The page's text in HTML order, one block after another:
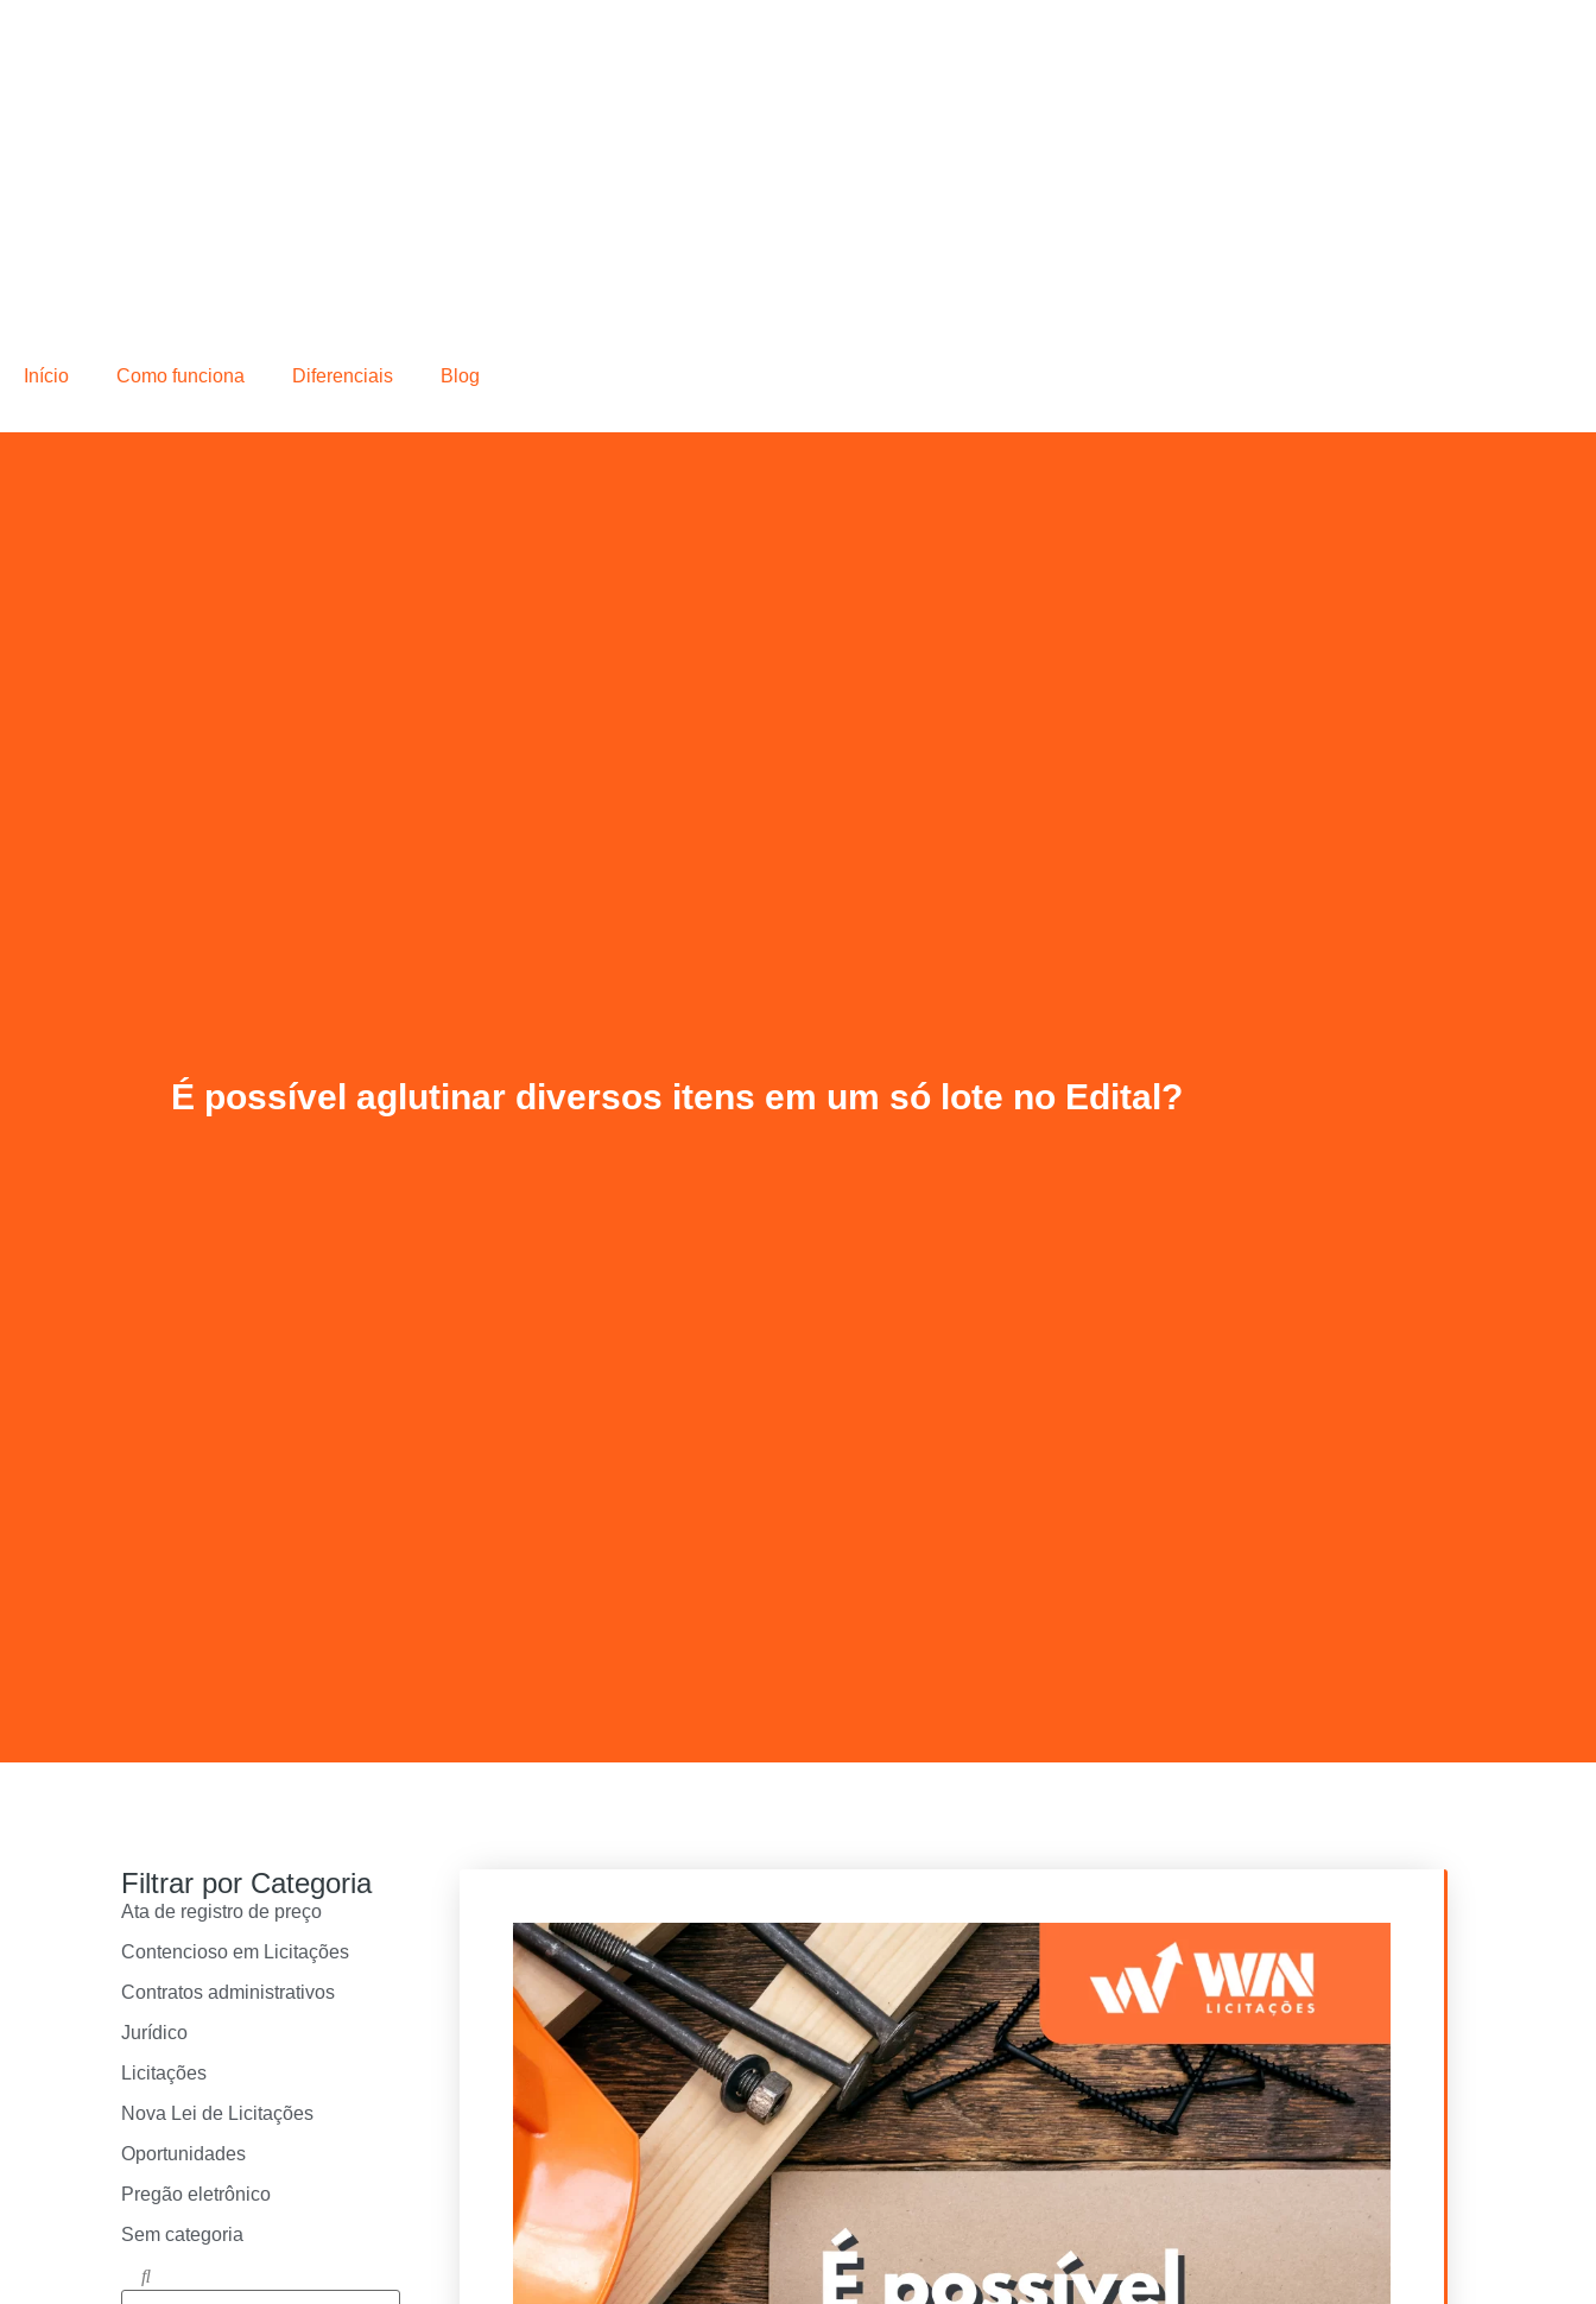
Início Como funciona Diferenciais Blog
É possível aglutinar diversos itens em um só lote no Edital?
Filtrar por Categoria
Ata de registro de preço
Contencioso em Licitações
Contratos administrativos
Jurídico
Licitações
Nova Lei de Licitações
Oportunidades
Pregão eletrônico
Sem categoria